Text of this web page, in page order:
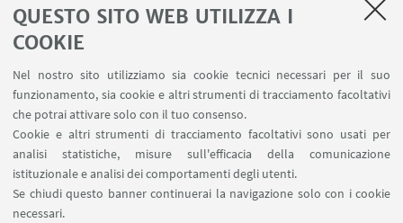
QUESTO SITO WEB UTILIZZA I
COOKIE
Nel nostro sito utilizziamo sia cookie tecnici necessari per il suo
funzionamento, sia cookie e altri strumenti di tracciamento facoltativi
che potrai attivare solo con il tuo consenso.
Cookie e altri strumenti di tracciamento facoltativi sono usati per
analisi statistiche, misure sull'efficacia della comunicazione
istituzionale e analisi dei comportamenti degli utenti.
Se chiudi questo banner continuerai la navigazione solo con i cookie
necessari.
Nicola Barban
LINK UTILI
Spazi Virtuali di Dipartimento (riservato autorizzati)
Missioni Web